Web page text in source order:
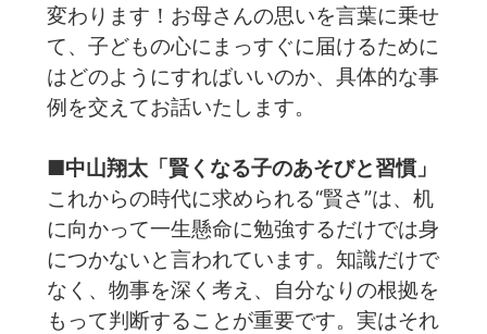
変わります！お母さんの思いを言葉に乗せ
て、子どもの心にまっすぐに届けるために
はどのようにすればいいのか、具体的な事
例を交えてお話いたします。
■中山翔太「賢くなる子のあそびと習慣」
これからの時代に求められる“賢さ”は、机
に向かって一生懸命に勉強するだけでは身
につかないと言われています。知識だけで
なく、物事を深く考え、自分なりの根拠を
もって判断することが重要です。実はそれ